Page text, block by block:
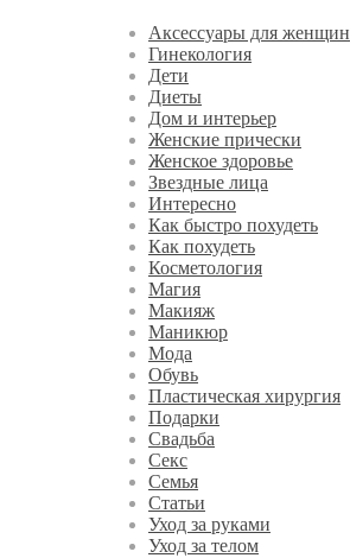
Аксессуары для женщин
Гинекология
Дети
Диеты
Дом и интерьер
Женские прически
Женское здоровье
Звездные лица
Интересно
Как быстро похудеть
Как похудеть
Косметология
Магия
Макияж
Маникюр
Мода
Обувь
Пластическая хирургия
Подарки
Свадьба
Секс
Семья
Статьи
Уход за руками
Уход за телом